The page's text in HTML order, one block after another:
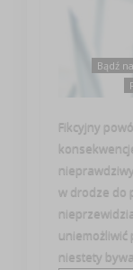
Bądź
Fikcyjny
w drodze do
uniemożliwić
niestety